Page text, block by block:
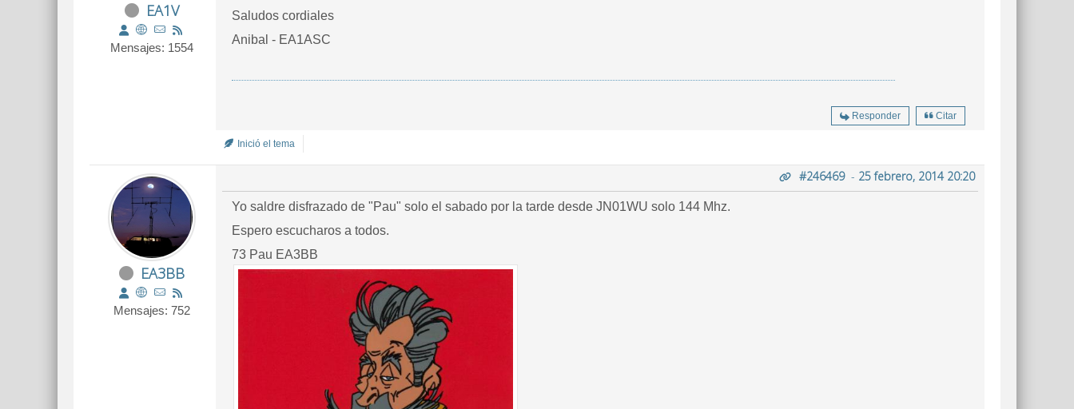
EA1V
Mensajes: 1554
Saludos cordiales
Anibal - EA1ASC
Responder Citar
Inició el tema
EA3BB
Mensajes: 752
#246469- 25 febrero, 2014 20:20
Yo saldre disfrazado de "Pau" solo el sabado por la tarde desde JN01WU solo 144 Mhz.
Espero escucharos a todos.
73 Pau EA3BB